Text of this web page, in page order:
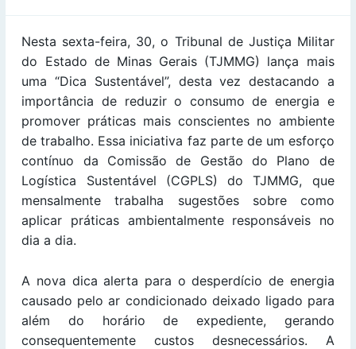
Nesta sexta-feira, 30, o Tribunal de Justiça Militar
do Estado de Minas Gerais (TJMMG) lança mais
uma “Dica Sustentável”, desta vez destacando a
importância de reduzir o consumo de energia e
promover práticas mais conscientes no ambiente
de trabalho. Essa iniciativa faz parte de um esforço
contínuo da Comissão de Gestão do Plano de
Logística Sustentável (CGPLS) do TJMMG, que
mensalmente trabalha sugestões sobre como
aplicar práticas ambientalmente responsáveis no
dia a dia.
A nova dica alerta para o desperdício de energia
causado pelo ar condicionado deixado ligado para
além do horário de expediente, gerando
consequentemente custos desnecessários. A